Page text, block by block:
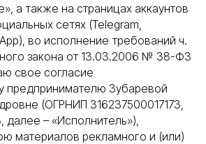
а также на страницах аккаунтов
сетях (Telegram,
во исполнение требований ч.
закона от 13.03.2006 № 38-ФЗ
свое согласие
предпринимателю Зубаревой
(ОГРНИП 316237500017173,
далее – «Исполнитель»),
материалов рекламного и (или)